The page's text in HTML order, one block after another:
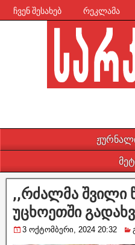
ჩვენ შესახებ რეკლამა
,,რძალმა შვილი
უცხოეთში
3 ოქტომბერი, 2024 20:32